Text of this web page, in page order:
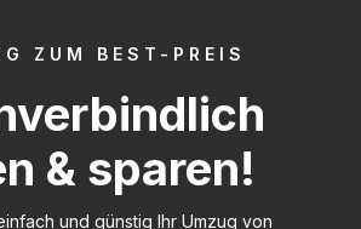
ZUM BEST-PREIS
& sparen!
und günstig Ihr Umzug von